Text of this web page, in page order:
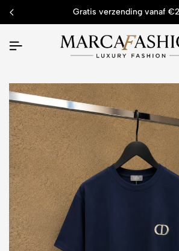
gratis verzending vanaf